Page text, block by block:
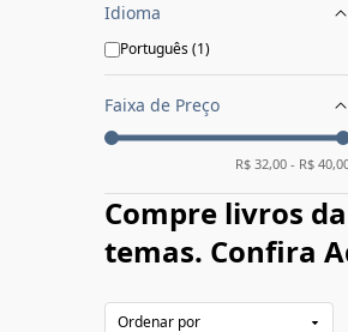
Idioma
Português(1)
Faixa de Preço
R$ 32,00 - R$
Compre livros
temas. Confira